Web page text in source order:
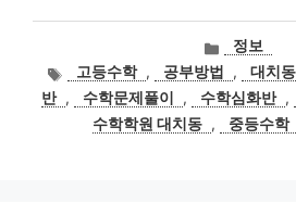
카
고
리
정보
태고등수학 , 공부방법 , 대치
반 , 수학문제풀이 , 수학심화반 ,
수학학원 대치동 , 중등수학